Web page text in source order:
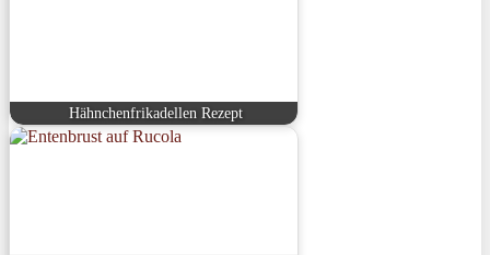
Hähnchenfrikadellen Rezept